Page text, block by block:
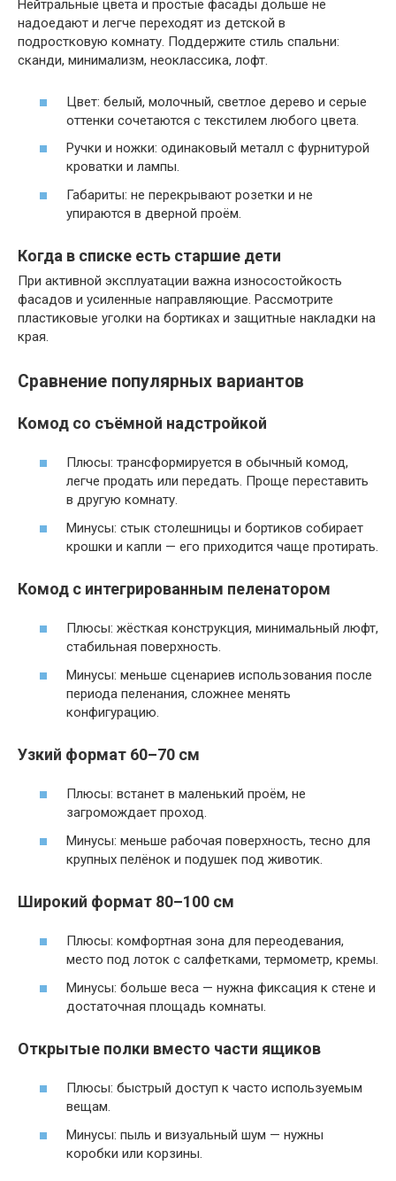
Нейтральные цвета и простые фасады дольше не
надоедают и легче переходят из детской в
подростковую комнату. Поддержите стиль спальни:
сканди, минимализм, неоклассика, лофт.
Цвет: белый, молочный, светлое дерево и серые
оттенки сочетаются с текстилем любого цвета.
Ручки и ножки: одинаковый металл с фурнитурой
кроватки и лампы.
Габариты: не перекрывают розетки и не
упираются в дверной проём.
Когда в списке есть старшие дети
При активной эксплуатации важна износостойкость
фасадов и усиленные направляющие. Рассмотрите
пластиковые уголки на бортиках и защитные накладки на
края.
Сравнение популярных вариантов
Комод со съёмной надстройкой
Плюсы: трансформируется в обычный комод,
легче продать или передать. Проще переставить
в другую комнату.
Минусы: стык столешницы и бортиков собирает
крошки и капли — его приходится чаще протирать.
Комод с интегрированным пеленатором
Плюсы: жёсткая конструкция, минимальный люфт,
стабильная поверхность.
Минусы: меньше сценариев использования после
периода пеленания, сложнее менять
конфигурацию.
Узкий формат 60–70 см
Плюсы: встанет в маленький проём, не
загромождает проход.
Минусы: меньше рабочая поверхность, тесно для
крупных пелёнок и подушек под животик.
Широкий формат 80–100 см
Плюсы: комфортная зона для переодевания,
место под лоток с салфетками, термометр, кремы.
Минусы: больше веса — нужна фиксация к стене и
достаточная площадь комнаты.
Открытые полки вместо части ящиков
Плюсы: быстрый доступ к часто используемым
вещам.
Минусы: пыль и визуальный шум — нужны
коробки или корзины.